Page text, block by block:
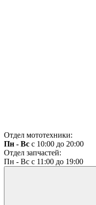
Отдел мототехники:
Пн - Вс с 10:00 до 20:00
Отдел запчастей:
Пн - Вс с 11:00 до 19:00